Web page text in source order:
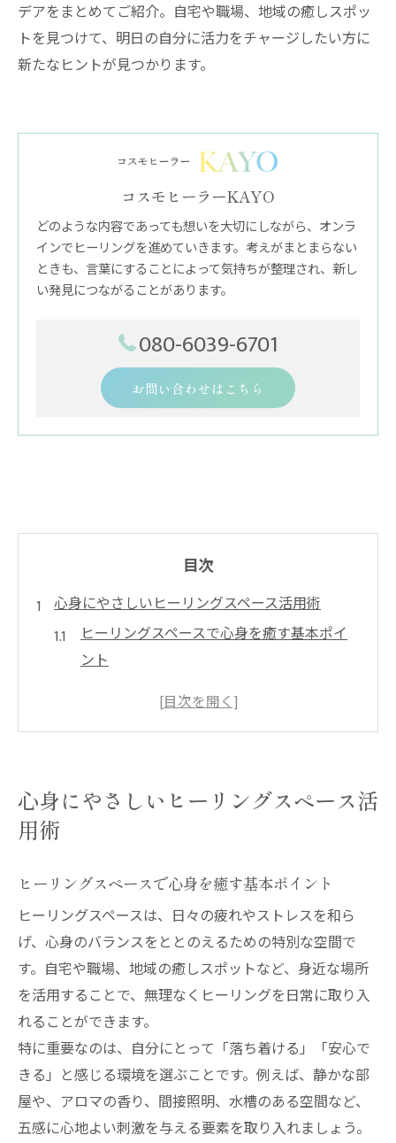
デアをまとめてご紹介。自宅や職場、地域の癒しスポッ
トを見つけて、明日の自分に活力をチャージしたい方に
新たなヒントが見つかります。
コスモヒーラーKAYO
どのような内容であっても想いを大切にしながら、オンラ
インでヒーリングを進めていきます。考えがまとまらない
ときも、言葉にすることによって気持ちが整理され、新し
い発見につながることがあります。
080-6039-6701
お問い合わせはこちら
目次
心身にやさしいヒーリングスペース活用術
ヒーリングスペースで心身を癒す基本ポイ
ント
癒しのヒーリング効果と活用法を解説
ヒーリング体験で心身バランスを整える方
女性が感じるヒーリングの癒しと安心感
ヒーリング体験で女性の心をほぐす理由
ヒーリングスペースが女性に与える効果と
は
癒しを求める女性のためのヒーリング活用
術
ヒーリングで自分時間を豊かにする方法
ヒーリングでリフレッシュしたい方への提案
ヒーリングスペースで叶うリフレッシュ法
心身にやさしいヒーリングスペース活
用術
ヒーリングスペースで心身を癒す基本ポイント
ヒーリングスペースは、日々の疲れやストレスを和ら
げ、心身のバランスをととのえるための特別な空間で
す。自宅や職場、地域の癒しスポットなど、身近な場所
を活用することで、無理なくヒーリングを日常に取り入
れることができます。
特に重要なのは、自分にとって「落ち着ける」「安心で
きる」と感じる環境を選ぶことです。例えば、静かな部
屋や、アロマの香り、間接照明、水槽のある空間など、
五感に心地よい刺激を与える要素を取り入れましょう。